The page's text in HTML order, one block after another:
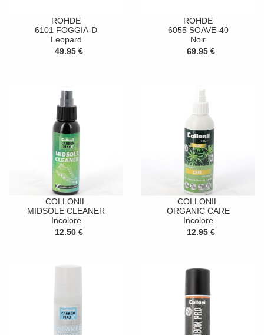
ROHDE
6101 FOGGIA-D
Leopard
49.95 €
ROHDE
6055 SOAVE-40
Noir
69.95 €
COLLONIL
MIDSOLE CLEANER
Incolore
12.50 €
COLLONIL
ORGANIC CARE
Incolore
12.95 €